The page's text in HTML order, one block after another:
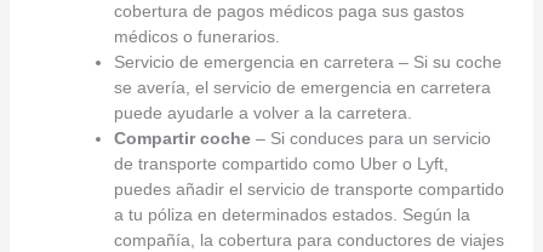
cobertura de pagos médicos paga sus gastos
médicos o funerarios.
Servicio de emergencia en carretera – Si su coche
se avería, el servicio de emergencia en carretera
puede ayudarle a volver a la carretera.
Compartir coche – Si conduces para un servicio
de transporte compartido como Uber o Lyft,
puedes añadir el servicio de transporte compartido
a tu póliza en determinados estados. Según la
compañía, la cobertura para conductores de viajes